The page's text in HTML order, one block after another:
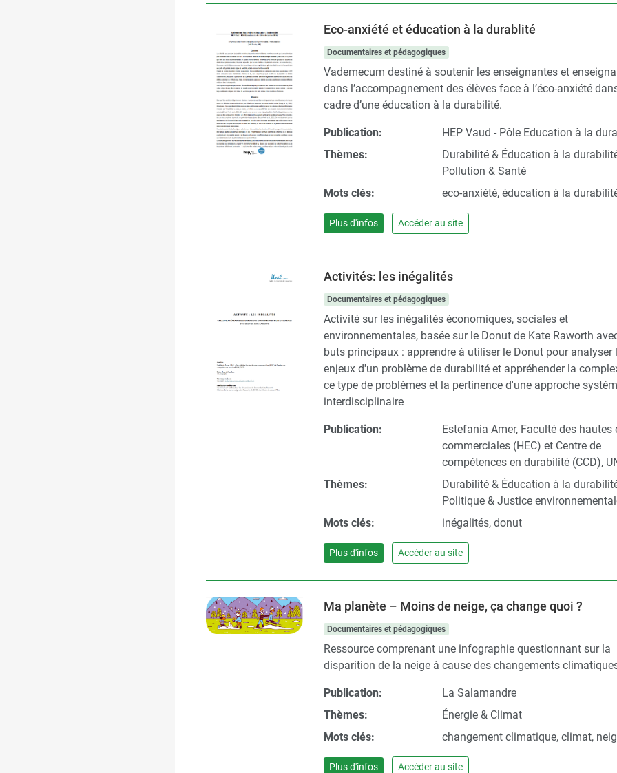
Eco-anxiété et éducation à la durablité
Documentaires et pédagogiques
Vademecum destiné à soutenir les enseignantes et
dans l’accompagnement des élèves face à l’éco-anxiété
cadre d’une éducation à la durabilité.
Publication:
HEP Vaud - Pôle Education à la
Thèmes:
Durabilité & Éducation à la
Pollution & Santé
Mots clés:
eco-anxiété, éducation à la
Plus d'infos Accéder au site
Activités: les inégalités
Documentaires et pédagogiques
Activité sur les inégalités économiques, sociales et
environnementales, basée sur le Donut de Kate Raworth
buts principaux : apprendre à utiliser le Donut pour analyser
enjeux d'un problème de durabilité et appréhender la
ce type de problèmes et la pertinence d'une approche
interdisciplinaire
Publication:
Estefania Amer, Faculté des hautes
commerciales (HEC) et Centre de
compétences en durabilité (CCD),
Thèmes:
Durabilité & Éducation à la
Politique & Justice
Mots clés:
inégalités, donut
Plus d'infos Accéder au site
Ma planète – Moins de neige, ça change quoi ?
Documentaires et pédagogiques
Ressource comprenant une infographie questionnant sur la
disparition de la neige à cause des changements
Publication:
La Salamandre
Thèmes:
Énergie & Climat
Mots clés:
changement climatique, climat,
Plus d'infos Accéder au site